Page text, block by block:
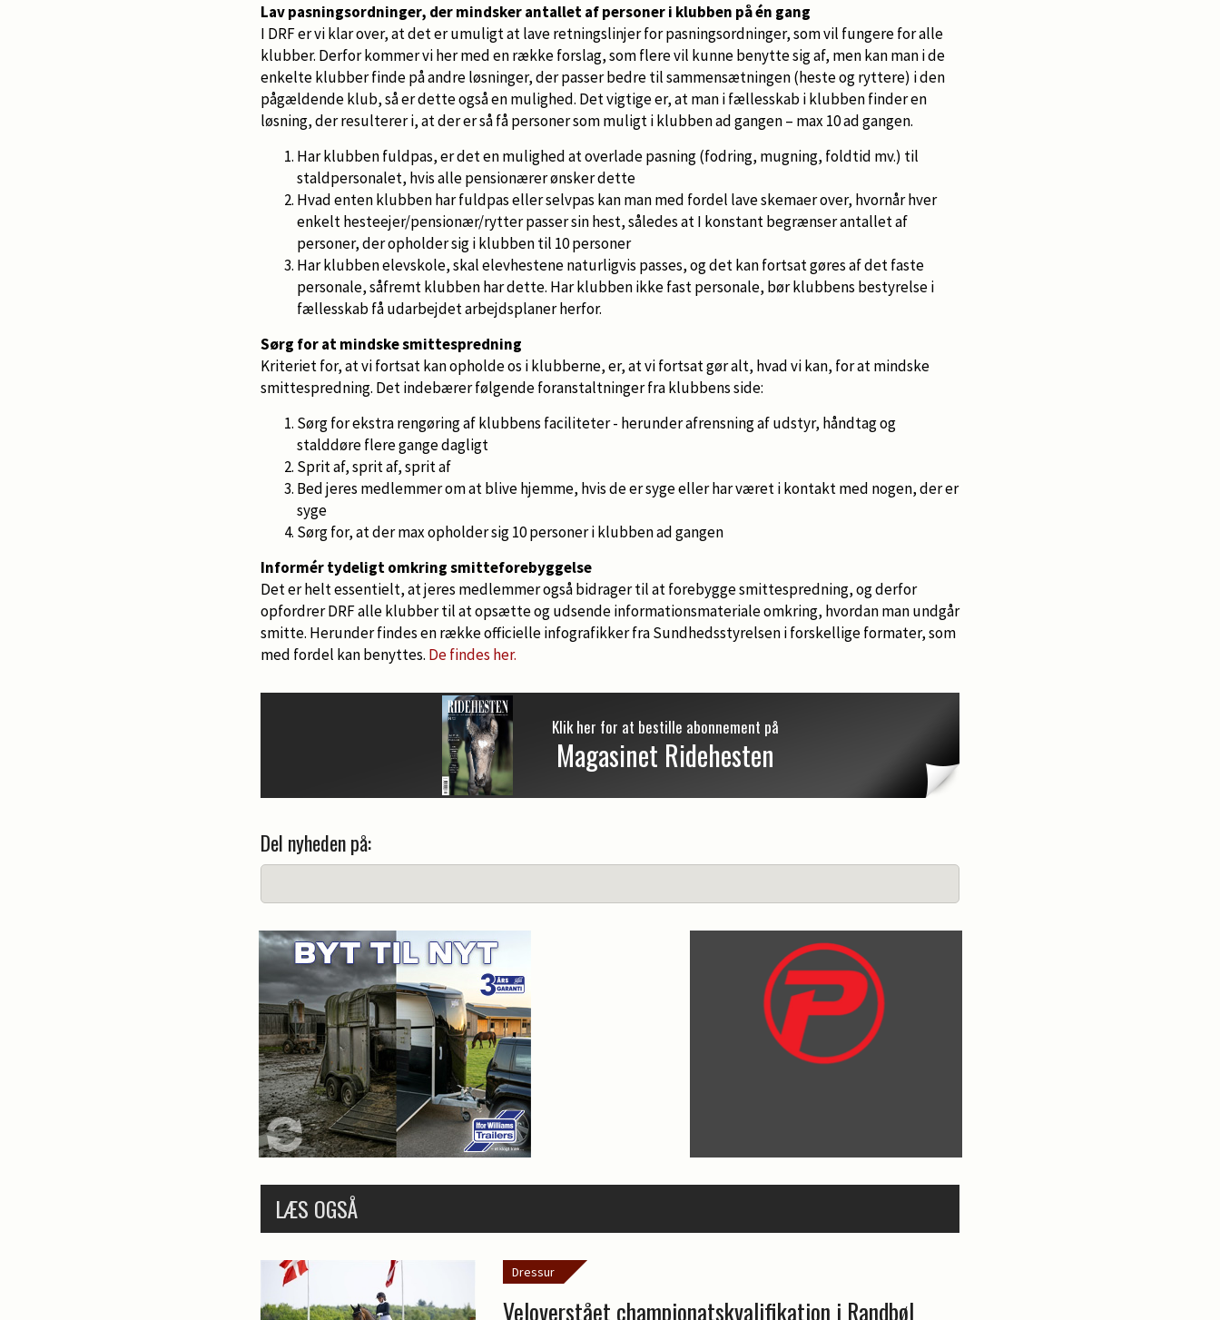
Lav pasningsordninger, der mindsker antallet af personer i klubben på én gang
I DRF er vi klar over, at det er umuligt at lave retningslinjer for pasningsordninger, som vil fungere for alle
klubber. Derfor kommer vi her med en række forslag, som flere vil kunne benytte sig af, men kan man i de
enkelte klubber finde på andre løsninger, der passer bedre til sammensætningen (heste og ryttere) i den
pågældende klub, så er dette også en mulighed. Det vigtige er, at man i fællesskab i klubben finder en
løsning, der resulterer i, at der er så få personer som muligt i klubben ad gangen – max 10 ad gangen.
Har klubben fuldpas, er det en mulighed at overlade pasning (fodring, mugning, foldtid mv.) til
staldpersonalet, hvis alle pensionærer ønsker dette
Hvad enten klubben har fuldpas eller selvpas kan man med fordel lave skemaer over, hvornår hver
enkelt hesteejer/pensionær/rytter passer sin hest, således at I konstant begrænser antallet af
personer, der opholder sig i klubben til 10 personer
Har klubben elevskole, skal elevhestene naturligvis passes, og det kan fortsat gøres af det faste
personale, såfremt klubben har dette. Har klubben ikke fast personale, bør klubbens bestyrelse i
fællesskab få udarbejdet arbejdsplaner herfor.
Sørg for at mindske smittespredning
Kriteriet for, at vi fortsat kan opholde os i klubberne, er, at vi fortsat gør alt, hvad vi kan, for at mindske
smittespredning. Det indebærer følgende foranstaltninger fra klubbens side:
Sørg for ekstra rengøring af klubbens faciliteter - herunder afrensning af udstyr, håndtag og
stalddøre flere gange dagligt
Sprit af, sprit af, sprit af
Bed jeres medlemmer om at blive hjemme, hvis de er syge eller har været i kontakt med nogen, der er
syge
Sørg for, at der max opholder sig 10 personer i klubben ad gangen
Informér tydeligt omkring smitteforebyggelse
Det er helt essentielt, at jeres medlemmer også bidrager til at forebygge smittespredning, og derfor
opfordrer DRF alle klubber til at opsætte og udsende informationsmateriale omkring, hvordan man undgår
smitte. Herunder findes en række officielle infografikker fra Sundhedsstyrelsen i forskellige formater, som
med fordel kan benyttes. De findes her.
Klik her for at bestille abonnement på
Magasinet Ridehesten
Del nyheden på:
LÆS OGSÅ
Dressur
Veloverstået championatskvalifikation i Randbøl